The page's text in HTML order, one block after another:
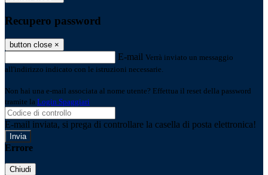
Recupero password
button close ×
E-mail Verrà inviato un messaggio
all'indirizzo indicato con le istruzioni necessarie.
Non hai una e-mail associata al nome utente? Effettua il reset della password
tramite la Login Spaggiari
E-mail inviata, si prega di controllare la casella di posta elettronica!
Errore
Chiudi